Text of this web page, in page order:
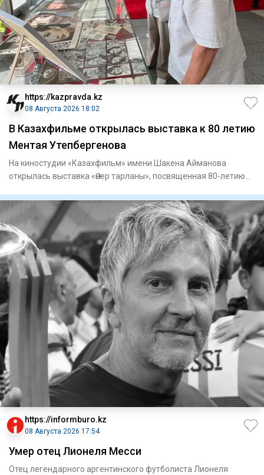
https://kazpravda.kz
08 Августа 2026 18:02
В Казахфильме открылась выставка к 80 летию
Ментая Утепбергенова
На киностудии «Казахфильм» имени Шакена Айманова
открылась выставка «Өнер тарланы», посвященная 80-летию
https://informburo.kz
08 Августа 2026 17:54
Умер отец Лионеля Месси
Отец легендарного аргентинского футболиста Лионеля